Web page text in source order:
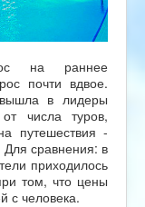
на раннее
почти вдвое.
в лидеры
числа туров,
путешествия -
Для сравнения: в
приходилось
том, что цены
с человека.